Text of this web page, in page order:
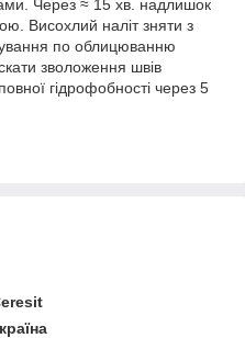
Через ≈ 15 хв. надлишок
Висохлий наліт зняти з
по облицюванню
зволоження швів
гідрофобності через 5